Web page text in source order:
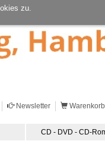
zu.
Newsletter Warenkorb
CD - DVD - CD-